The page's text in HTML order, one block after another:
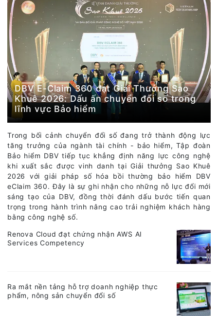
DBV E-Claim 360 đạt Giải Thưởng Sao
Khuê 2026: Dấu ấn chuyển đổi số trong
lĩnh vực Bảo hiểm
Trong bối cảnh chuyển đổi số đang trở thành động lực
tăng trưởng của ngành tài chính - bảo hiểm, Tập đoàn
Bảo hiểm DBV tiếp tục khẳng định năng lực công nghệ
khi xuất sắc được vinh danh tại Giải thưởng Sao Khuê
2026 với giải pháp số hóa bồi thường bảo hiểm DBV
eClaim 360. Đây là sự ghi nhận cho những nỗ lực đổi mới
sáng tạo của DBV, đồng thời đánh dấu bước tiến quan
trọng trong hành trình nâng cao trải nghiệm khách hàng
bằng công nghệ số.
Renova Cloud đạt chứng nhận AWS AI
Services Competency
Ra mắt nền tảng hỗ trợ doanh nghiệp thực
phẩm, nông sản chuyển đổi số